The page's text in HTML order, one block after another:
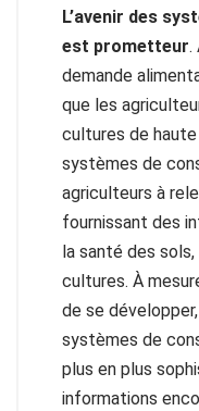
L’avenir des
est prometteur.
demande
que les
cultures de
systèmes de
agriculteurs à
fournissant des
la santé des
cultures. À
de se
systèmes de
plus en plus
informations